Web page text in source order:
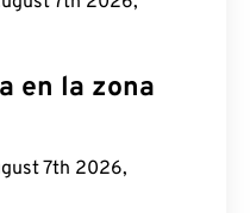
en la zona
7th 2026,